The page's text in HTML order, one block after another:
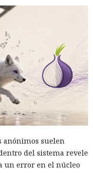
anónimos suelen
del sistema revele
un error en el núcleo